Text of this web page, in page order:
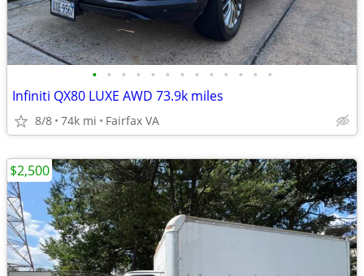
• • • • • • • • • • • • •
Infiniti QX80 LUXE AWD 73.9k miles
8/8 74k mi Fairfax VA
$2,500